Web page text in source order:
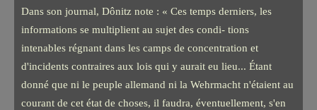
Dans son journal, Dônitz note : « Ces temps derniers, les
informations se multiplient au sujet des condi- tions
intenables régnant dans les camps de concentration et
d'incidents contraires aux lois qui y aurait eu lieu... Étant
donné que ni le peuple allemand ni la Wehrmacht n'étaient au
courant de cet état de choses, il faudra, éventuellement, s'en